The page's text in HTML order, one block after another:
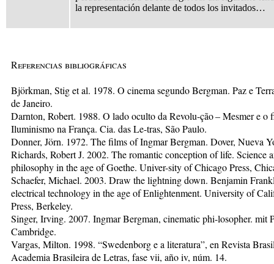
la representación delante de todos los invitados…
Referencias bibliográficas
Björkman, Stig et al. 1978. O cinema segundo Bergman. Paz e
de Janeiro.
Darnton, Robert. 1988. O lado oculto da Revolu-ção – Mesmer e o
Iluminismo na França. Cia. das Le-tras, São Paulo.
Donner, Jörn. 1972. The films of Ingmar Bergman. Dover, Nueva
Richards, Robert J. 2002. The romantic conception of life. Science
philosophy in the age of Goethe. Univer-sity of Chicago Press,
Schaefer, Michael. 2003. Draw the lightning down. Benjamin
electrical technology in the age of Enlightenment. University of
Press, Berkeley.
Singer, Irving. 2007. Ingmar Bergman, cinematic phi-losopher. mit
Cambridge.
Vargas, Milton. 1998. “Swedenborg e a literatura”, en Revista
Academia Brasileira de Letras, fase vii, año iv, núm. 14.